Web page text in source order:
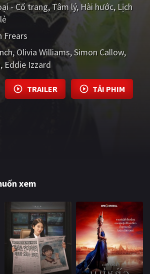
- Cổ trang Tâm lý Hài hước Lịch
Frears
Olivia Williams Simon Callow
Eddie Izzard
TRAILER TẢI PHIM
xem